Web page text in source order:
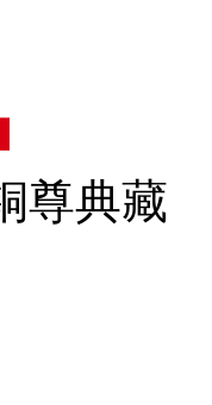
尊典藏